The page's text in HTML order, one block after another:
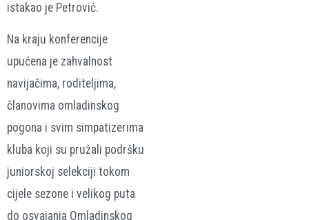
istakao je Petrović.
Na kraju konferencije
upućena je zahvalnost
navijačima, roditeljima,
članovima omladinskog
pogona i svim simpatizerima
kluba koji su pružali podršku
juniorskoj selekciji tokom
cijele sezone i velikog puta
do osvajanja Omladinskog